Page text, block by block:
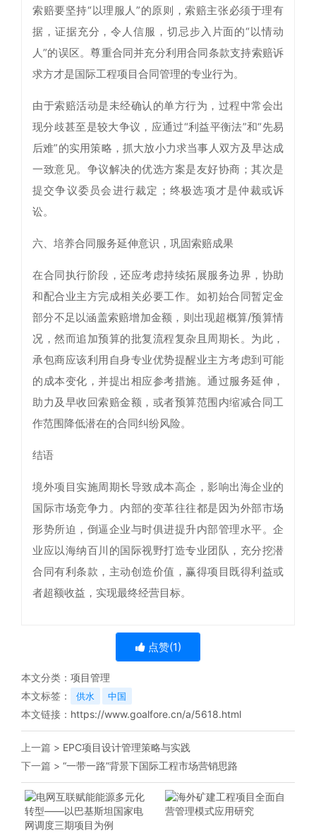
索赔要坚持“以理服人”的原则，索赔主张必须于理有
据，证据充分，令人信服，切忌步入片面的“以情动
人”的误区。尊重合同并充分利用合同条款支持索赔诉
求方才是国际工程项目合同管理的专业行为。
由于索赔活动是未经确认的单方行为，过程中常会出
现分歧甚至是较大争议，应通过“利益平衡法”和“先易
后难”的实用策略，抓大放小力求当事人双方及早达成
一致意见。争议解决的优选方案是友好协商；其次是
提交争议委员会进行裁定；终极选项才是仲裁或诉
讼。
六、培养合同服务延伸意识，巩固索赔成果
在合同执行阶段，还应考虑持续拓展服务边界，协助
和配合业主方完成相关必要工作。如初始合同暂定金
部分不足以涵盖索赔增加金额，则出现超概算/预算情
况，然而追加预算的批复流程复杂且周期长。为此，
承包商应该利用自身专业优势提醒业主方考虑到可能
的成本变化，并提出相应参考措施。通过服务延伸，
助力及早收回索赔金额，或者预算范围内缩减合同工
作范围降低潜在的合同纠纷风险。
结语
境外项目实施周期长导致成本高企，影响出海企业的
国际市场竞争力。内部的变革往往都是因为外部市场
形势所迫，倒逼企业与时俱进提升内部管理水平。企
业应以海纳百川的国际视野打造专业团队，充分挖潜
合同有利条款，主动创造价值，赢得项目既得利益或
者超额收益，实现最终经营目标。
点赞(1)
本文分类： 项目管理
本文标签：
供水 中国
本文链接： https://www.goalfore.cn/a/5618.html
上一篇 > EPC项目设计管理策略与实践
下一篇 > “一带一路”背景下国际工程市场营销思路